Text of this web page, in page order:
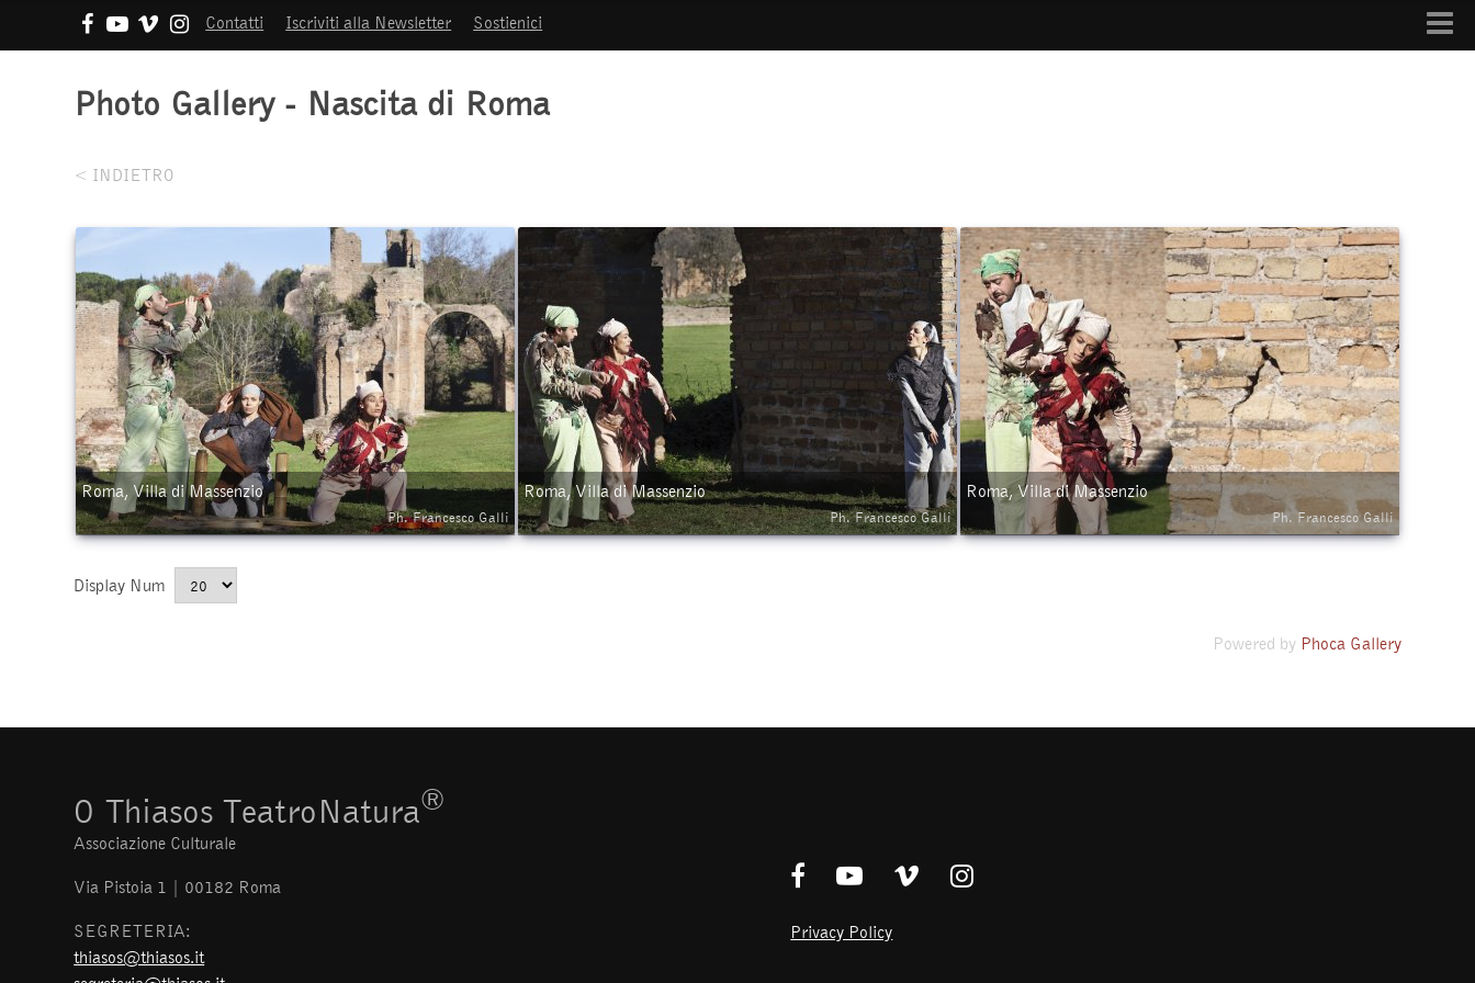
Contatti Iscriviti alla Newsletter Sostienici
Photo Gallery - Nascita di Roma
< INDIETRO
Roma, Villa di Massenzio
Ph. Francesco Galli
Roma, Villa di Massenzio
Ph. Francesco Galli
Roma, Villa di Massenzio
Ph. Francesco Galli
Display Num
Powered by Phoca Gallery
O Thiasos TeatroNatura®
Associazione Culturale
Via Pistoia 1 | 00182 Roma
SEGRETERIA:
thiasos@thiasos.it
Privacy Policy